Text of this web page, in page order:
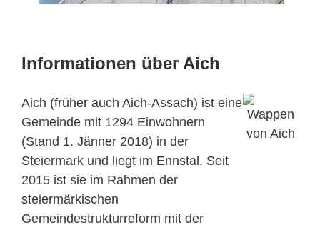
Informationen über Aich
Aich (früher auch Aich-Assach) ist eine
Gemeinde mit 1294 Einwohnern
(Stand 1. Jänner 2018) in der
Steiermark und liegt im Ennstal. Seit
2015 ist sie im Rahmen der
steiermärkischen
Gemeindestrukturreform mit der